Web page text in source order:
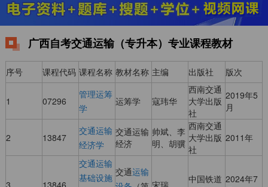
广西自考交通运输（专升本）专业课程教材
序号 课程代码 课程名称 教材名称 主编 出版社 版次
1 07296
管理运筹
学
运筹学 寇玮华
西南交通
大学出版
社
2019年5
月
2 13847
交通运输
经济学
交通运输
经济
帅斌、李
明、胡骥
西南交通
大学出版
社
2011年
3 13846
交通运输
基础设施 交通运输
宋瑞
中国铁道 2024年7